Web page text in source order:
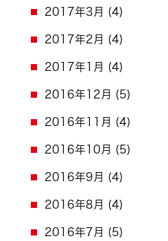
2017年3月 (4)
2017年2月 (4)
2017年1月 (4)
2016年12月 (5)
2016年11月 (4)
2016年10月 (5)
2016年9月 (4)
2016年8月 (4)
2016年7月 (5)